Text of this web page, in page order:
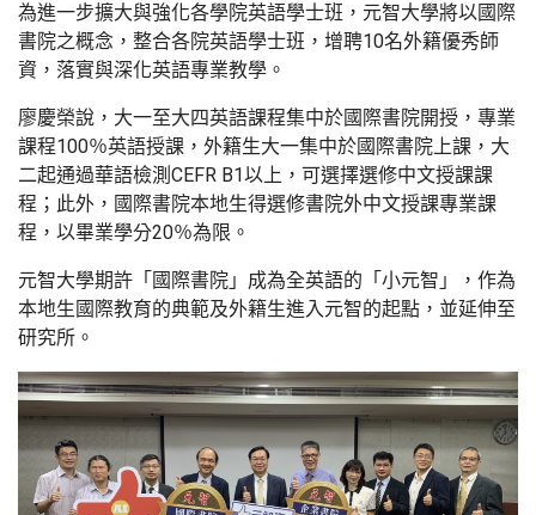
為進一步擴大與強化各學院英語學士班，元智大學將以國際
書院之概念，整合各院英語學士班，增聘10名外籍優秀師
資，落實與深化英語專業教學。
廖慶榮說，大一至大四英語課程集中於國際書院開授，專業
課程100％英語授課，外籍生大一集中於國際書院上課，大
二起通過華語檢測CEFR B1以上，可選擇選修中文授課課
程；此外，國際書院本地生得選修書院外中文授課專業課
程，以畢業學分20％為限。
元智大學期許「國際書院」成為全英語的「小元智」，作為
本地生國際教育的典範及外籍生進入元智的起點，並延伸至
研究所。